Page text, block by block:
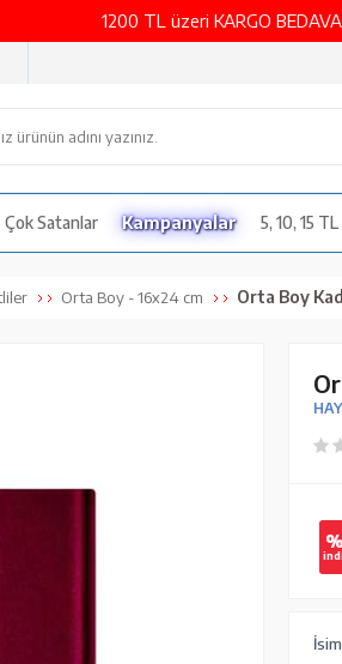
1200 TL üzeri KARGO
Çok Satanlar Kampanyalar 5, 10, 15 TL
Orta Boy - 16x24 cm Orta Boy